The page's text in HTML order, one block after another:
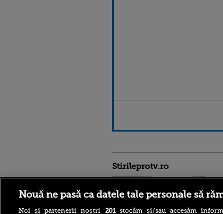
Stirileprotv.ro
Nouă ne pasă ca datele tale personale să
Noi și partenerii noștri 201stocăm și/sau accesăm